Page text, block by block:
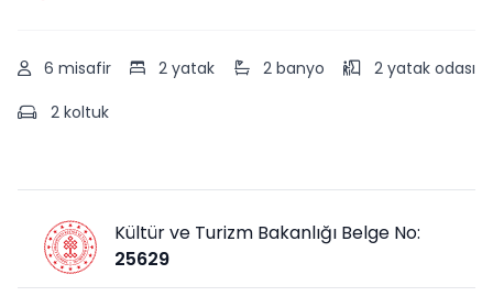
6 misafir 2 yatak 2 banyo
2 yatak odası
2 koltuk
Kültür ve Turizm Bakanlığı Belge No:
25629